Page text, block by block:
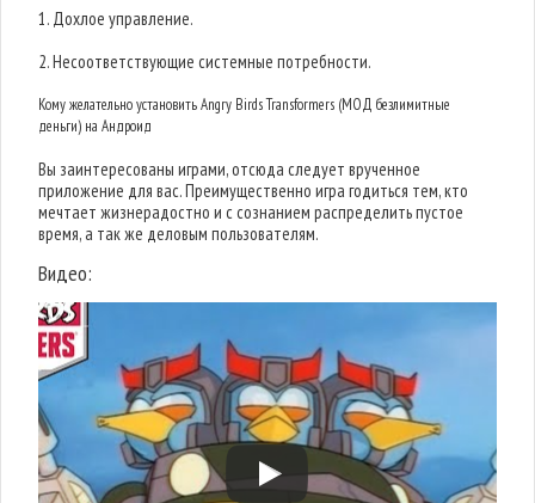
1. Дохлое управление.
2. Несоответствующие системные потребности.
Кому желательно установить Angry Birds Transformers (МОД безлимитные
деньги) на Андроид
Вы заинтересованы играми, отсюда следует врученное
приложение для вас. Преимущественно игра годиться тем, кто
мечтает жизнерадостно и с сознанием распределить пустое
время, а так же деловым пользователям.
Видео: